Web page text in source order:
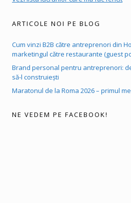
ARTICOLE NOI PE BLOG
Cum vinzi B2B către antreprenori din
marketingul către restaurante (guest
Brand personal pentru antreprenori:
să-l construiești
Maratonul de la Roma 2026 – primul
NE VEDEM PE FACEBOOK!